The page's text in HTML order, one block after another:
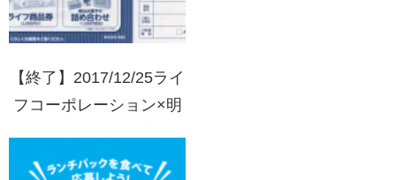
【終了】2017/12/25ライ
フコーポレーション×明
ントキャンペーン